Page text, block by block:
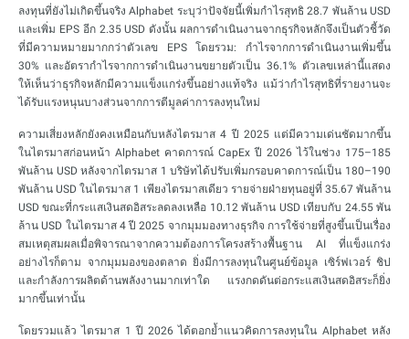
ลงทุนที่ยังไม่เกิดขึ้นจริง Alphabet ระบุว่าปัจจัยนี้เพิ่มกำไรสุทธิ 28.7 พันล้าน USD
และเพิ่ม EPS อีก 2.35 USD ดังนั้น ผลการดำเนินงานจากธุรกิจหลักจึงเป็นตัวชี้วัด
ที่มีความหมายมากกว่าตัวเลข EPS โดยรวม: กำไรจากการดำเนินงานเพิ่มขึ้น
30% และอัตรากำไรจากการดำเนินงานขยายตัวเป็น 36.1% ตัวเลขเหล่านี้แสดง
ให้เห็นว่าธุรกิจหลักมีความแข็งแกร่งขึ้นอย่างแท้จริง แม้ว่ากำไรสุทธิที่รายงานจะ
ได้รับแรงหนุนบางส่วนจากการตีมูลค่าการลงทุนใหม่
ความเสี่ยงหลักยังคงเหมือนกับหลังไตรมาส 4 ปี 2025 แต่มีความเด่นชัดมากขึ้น
ในไตรมาสก่อนหน้า Alphabet คาดการณ์ CapEx ปี 2026 ไว้ในช่วง 175–185
พันล้าน USD หลังจากไตรมาส 1 บริษัทได้ปรับเพิ่มกรอบคาดการณ์เป็น 180–190
พันล้าน USD ในไตรมาส 1 เพียงไตรมาสเดียว รายจ่ายฝ่ายทุนอยู่ที่ 35.67 พันล้าน
USD ขณะที่กระแสเงินสดอิสระลดลงเหลือ 10.12 พันล้าน USD เทียบกับ 24.55 พัน
ล้าน USD ในไตรมาส 4 ปี 2025 จากมุมมองทางธุรกิจ การใช้จ่ายที่สูงขึ้นเป็นเรื่อง
สมเหตุสมผลเมื่อพิจารณาจากความต้องการโครงสร้างพื้นฐาน AI ที่แข็งแกร่ง
อย่างไรก็ตาม จากมุมมองของตลาด ยิ่งมีการลงทุนในศูนย์ข้อมูล เซิร์ฟเวอร์ ชิป
และกำลังการผลิตด้านพลังงานมากเท่าใด แรงกดดันต่อกระแสเงินสดอิสระก็ยิ่ง
มากขึ้นเท่านั้น
โดยรวมแล้ว ไตรมาส 1 ปี 2026 ได้ตอกย้ำแนวคิดการลงทุนใน Alphabet หลัง